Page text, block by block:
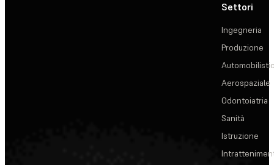
Settori
Ingegneria
Produzione
Aerospaziale
Odontoiatria
Sanità
Istruzione